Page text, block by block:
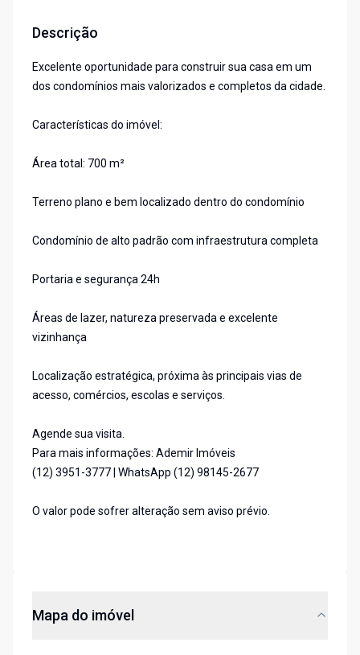
Descrição
Excelente oportunidade para construir sua casa em um
dos condomínios mais valorizados e completos da cidade.
Características do imóvel:
Área total: 700 m²
Terreno plano e bem localizado dentro do condomínio
Condomínio de alto padrão com infraestrutura completa
Portaria e segurança 24h
Áreas de lazer, natureza preservada e excelente
vizinhança
Localização estratégica, próxima às principais vias de
acesso, comércios, escolas e serviços.
Agende sua visita.
Para mais informações: Ademir Imóveis
(12) 3951-3777 | WhatsApp (12) 98145-2677
O valor pode sofrer alteração sem aviso prévio.
Mapa do imóvel